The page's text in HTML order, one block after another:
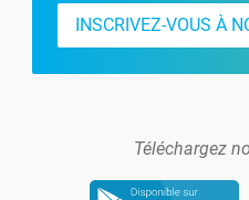
INSCRIVEZ-VOUS À
Téléchargez